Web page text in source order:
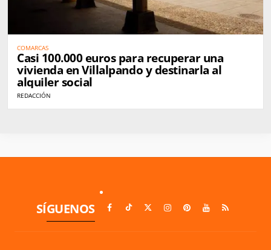
COMARCAS
Casi 100.000 euros para recuperar una
vivienda en Villalpando y destinarla al
alquiler social
REDACCIÓN
SÍGUENOS